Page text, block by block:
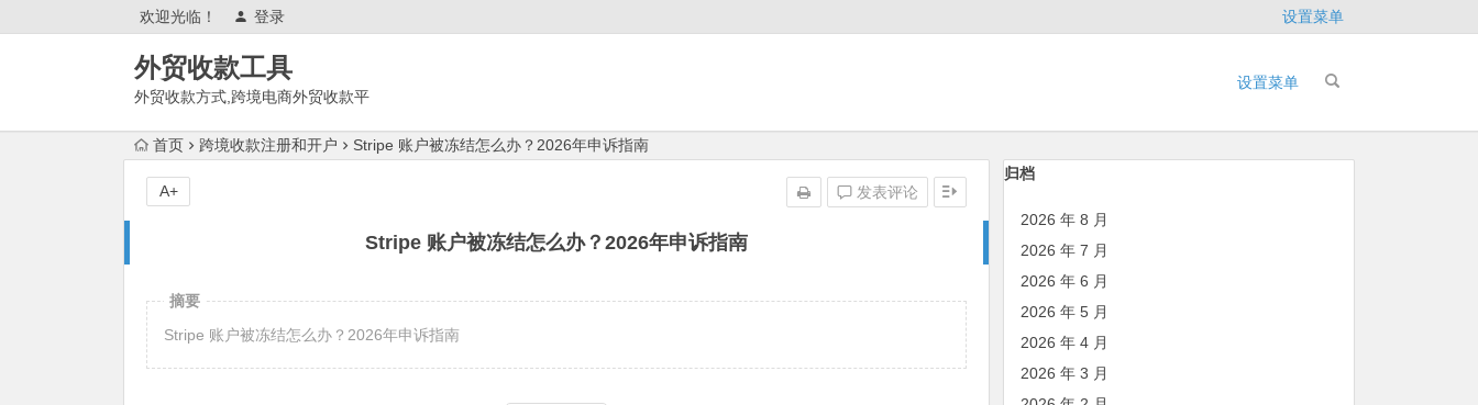
欢迎光临！ 登录 设置菜单
外贸收款工具
外贸收款方式,跨境电商外贸收款平
逊,tk,tiktok,temu特姆,东南亚
设置菜单
首页 跨境收款注册和开户 Stripe 账户被冻结怎么办？2026年申诉指南
Stripe 账户被冻结怎么办？2026年申诉指南
发表评论
A+
摘要
Stripe 账户被冻结怎么办？2026年申诉指南
归档
2026 年 8 月
2026 年 7 月
2026 年 6 月
2026 年 5 月
2026 年 4 月
2026 年 3 月